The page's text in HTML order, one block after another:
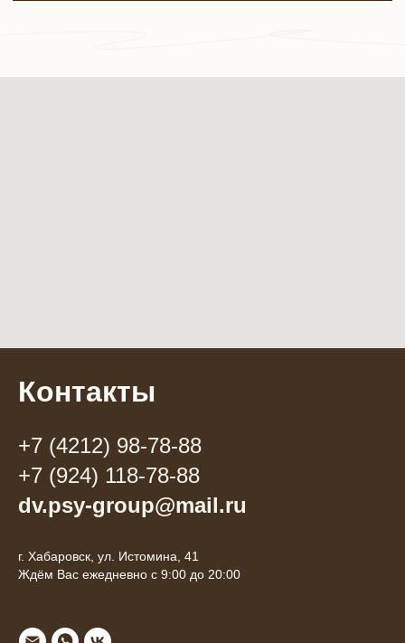
Контакты
+7 (4212) 98-78-88
+7 (924) 118-78-88
dv.psy-group@mail.ru
г. Хабаровск, ул. Истомина, 41
Ждём Вас ежедневно с 9:00 до 20:00